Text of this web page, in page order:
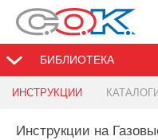
БИБЛИОТЕКА
ИНСТРУКЦИИ КАТАЛОГИ
Инструкции на